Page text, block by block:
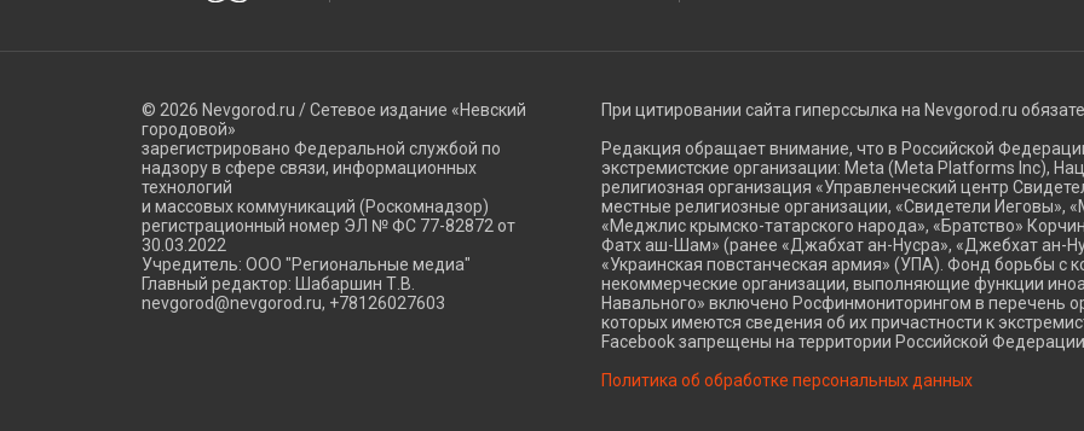
© 2026 Nevgorod.ru / Сетевое издание «Невский
городовой»
зарегистрировано Федеральной службой по
надзору в сфере связи, информационных
технологий
и массовых коммуникаций (Роскомнадзор)
регистрационный номер ЭЛ № ФС 77-82872 от
30.03.2022
Учредитель: ООО "Региональные медиа"
Главный редактор: Шабаршин Т.В.
nevgorod@nevgorod.ru, +78126027603
При цитировании сайта гиперссылка на Nevgorod.ru
Редакция обращает внимание, что в Российской
экстремистские организации: Meta (Meta Platforms Inc),
религиозная организация «Управленческий центр
местные религиозные организации, «Свидетели Иеговы»,
«Меджлис крымско-татарского народа», «Братство»
Фатх аш-Шам» (ранее «Джабхат ан-Нусра», «Джебхат ан-
«Украинская повстанческая армия» (УПА). Фонд борьбы с
некоммерческие организации, выполняющие функции
Навального» включено Росфинмониторингом в перечень
которых имеются сведения об их причастности к
Facebook запрещены на территории Российской Федерации.
Политика об обработке персональных данных